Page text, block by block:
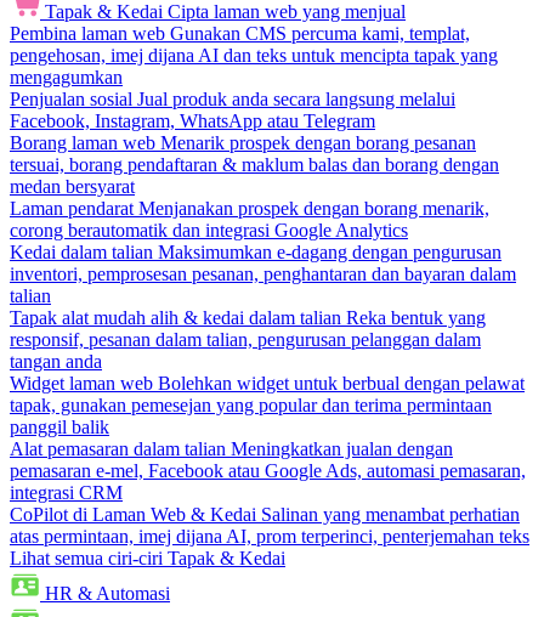
Tapak & Kedai Cipta laman web yang menjual
Pembina laman web Gunakan CMS percuma kami, templat,
pengehosan, imej dijana AI dan teks untuk mencipta tapak yang
mengagumkan
Penjualan sosial Jual produk anda secara langsung melalui
Facebook, Instagram, WhatsApp atau Telegram
Borang laman web Menarik prospek dengan borang pesanan
tersuai, borang pendaftaran & maklum balas dan borang dengan
medan bersyarat
Laman pendarat Menjanakan prospek dengan borang menarik,
corong berautomatik dan integrasi Google Analytics
Kedai dalam talian Maksimumkan e-dagang dengan pengurusan
inventori, pemprosesan pesanan, penghantaran dan bayaran dalam
talian
Tapak alat mudah alih & kedai dalam talian Reka bentuk yang
responsif, pesanan dalam talian, pengurusan pelanggan dalam
tangan anda
Widget laman web Bolehkan widget untuk berbual dengan pelawat
tapak, gunakan pemesejan yang popular dan terima permintaan
panggil balik
Alat pemasaran dalam talian Meningkatkan jualan dengan
pemasaran e-mel, Facebook atau Google Ads, automasi pemasaran,
integrasi CRM
CoPilot di Laman Web & Kedai Salinan yang menambat perhatian
atas permintaan, imej dijana AI, prom terperinci, penterjemahan teks
Lihat semua ciri-ciri Tapak & Kedai
HR & Automasi